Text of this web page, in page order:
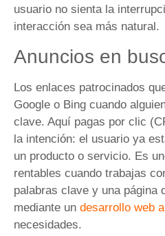
usuario no sienta la
interacción sea más natural.
Anuncios en
Los enlaces patrocinados
Google o Bing cuando
clave. Aquí pagas por clic
la intención: el usuario ya
un producto o servicio. Es
rentables cuando trabajas
palabras clave y una página
mediante un desarrollo web
necesidades.